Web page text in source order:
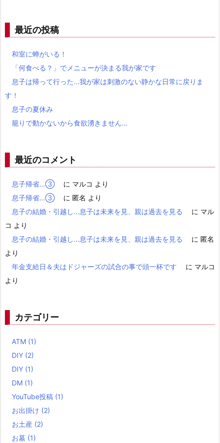
最近の投稿
和室に蝉がいる！
「何食べる？」でメニューが決まる我が家です
息子は帰って行った…我が家は刺激のない静かな日常に戻りま
す！
息子の夏休み
籠りで動かないから食欲湧きません…
最近のコメント
息子帰省…③ に マルコ より
息子帰省…③
に 匿名 より
息子の結婚・引越し…息子は未来を見、親は過去を見る
に マル
コ より
息子の結婚・引越し…息子は未来を見、親は過去を見る
に 匿名
より
年金支給日＆夫はドジャーズの試合の事で頭一杯です
に マルコ
より
カテゴリー
ATM (1)
DIY (2)
DIY (1)
DM (1)
YouTube投稿 (1)
お出掛け (2)
お土産 (2)
お墓 (1)